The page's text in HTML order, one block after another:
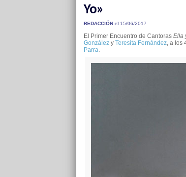
Yo»
REDACCIÓNel 15/06/2017
El Primer Encuentro de Cantoras Ella
Gonzálezy Teresita Fernández, a los
Parra.